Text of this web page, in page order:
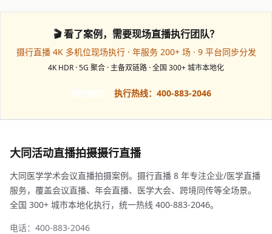
🎬 看了案例，需要现场直播执行团队？
摄行直播 4K 多机位现场执行 · 年服务 200+ 场 · 9 平台同步分发
4K HDR · 5G 聚合 · 主备双链路 · 全国 300+ 城市本地化
执行热线：400-883-2046
大同活动直播拍摄摄行直播
大同医学学术会议直播拍摄案例。摄行直播 8 年专注企业/医学直播
服务，覆盖会议直播、年会直播、医学大会、跨境同传等全场景。
全国 300+ 城市本地化执行，统一热线 400-883-2046。
电话：400-883-2046